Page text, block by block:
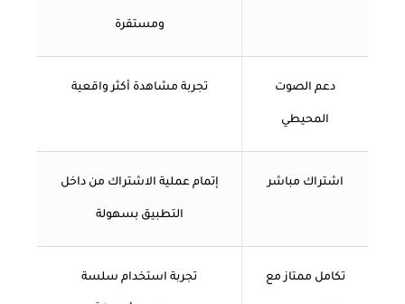
ومستقرة
دعم الصوت
المحيطي
تجربة مشاهدة أكثر واقعية
اشتراك مباشر إتمام عملية الاشتراك من داخل
التطبيق بسهولة
تكامل ممتاز مع تجربة استخدام سلسة